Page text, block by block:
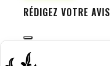
RÉDIGEZ VOTRE AVIS